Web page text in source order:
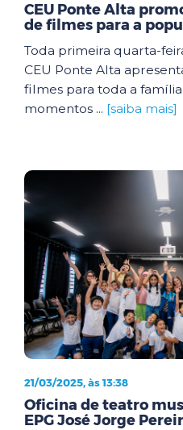
CEU Ponte Alta
de filmes para a
Toda primeira quarta-
CEU Ponte Alta
filmes para toda a
momentos ... [saiba mais]
21/03/2025, às 13:38
Oficina de teatro
EPG José Jorge